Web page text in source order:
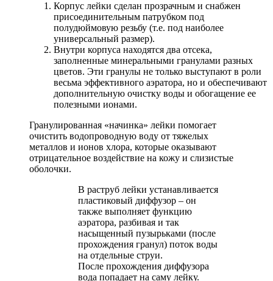
Корпус лейки сделан прозрачным и снабжен
присоединительным патрубком под
полудюймовую резьбу (т.е. под наиболее
универсальный размер).
Внутри корпуса находятся два отсека,
заполненные минеральными гранулами разных
цветов. Эти гранулы не только выступают в роли
весьма эффективного аэратора, но и обеспечивают
дополнительную очистку воды и обогащение ее
полезными ионами.
Гранулированная «начинка» лейки помогает
очистить водопроводную воду от тяжелых
металлов и ионов хлора, которые оказывают
отрицательное воздействие на кожу и слизистые
оболочки.
В раструб лейки устанавливается
пластиковый диффузор – он
также выполняет функцию
аэратора, разбивая и так
насыщенный пузырьками (после
прохождения гранул) поток воды
на отдельные струи.
После прохождения диффузора
вода попадает на саму лейку.